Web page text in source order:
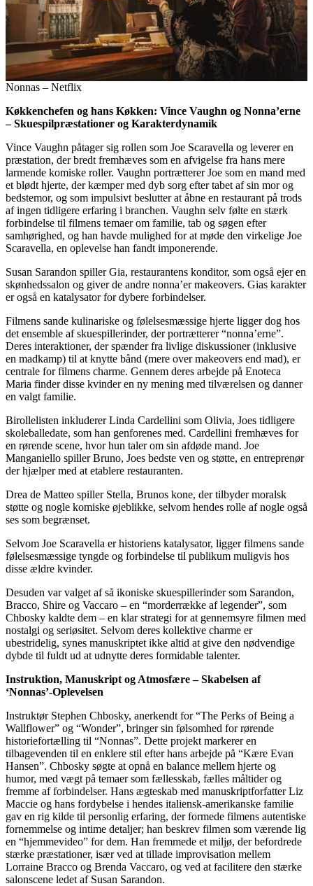
Nonnas – Netflix
Køkkenchefen og hans Køkken: Vince Vaughn og Nonna’erne
– Skuespilpræstationer og Karakterdynamik
Vince Vaughn påtager sig rollen som Joe Scaravella og leverer en
præstation, der bredt fremhæves som en afvigelse fra hans mere
larmende komiske roller. Vaughn portrætterer Joe som en mand med
et blødt hjerte, der kæmper med dyb sorg efter tabet af sin mor og
bedstemor, og som impulsivt beslutter at åbne en restaurant på trods
af ingen tidligere erfaring i branchen. Vaughn selv følte en stærk
forbindelse til filmens temaer om familie, tab og søgen efter
samhørighed, og han havde mulighed for at møde den virkelige Joe
Scaravella, en oplevelse han fandt imponerende.
Susan Sarandon spiller Gia, restaurantens konditor, som også ejer en
skønhedssalon og giver de andre nonna’er makeovers. Gias karakter
er også en katalysator for dybere forbindelser.
Filmens sande kulinariske og følelsesmæssige hjerte ligger dog hos
det ensemble af skuespillerinder, der portrætterer “nonna’erne”.
Deres interaktioner, der spænder fra livlige diskussioner (inklusive
en madkamp) til at knytte bånd (mere over makeovers end mad), er
centrale for filmens charme. Gennem deres arbejde på Enoteca
Maria finder disse kvinder en ny mening med tilværelsen og danner
en valgt familie.
Birollelisten inkluderer Linda Cardellini som Olivia, Joes tidligere
skoleballedate, som han genforenes med. Cardellini fremhæves for
en rørende scene, hvor hun taler om sin afdøde mand. Joe
Manganiello spiller Bruno, Joes bedste ven og støtte, en entreprenør
der hjælper med at etablere restauranten.
Drea de Matteo spiller Stella, Brunos kone, der tilbyder moralsk
støtte og nogle komiske øjeblikke, selvom hendes rolle af nogle også
ses som begrænset.
Selvom Joe Scaravella er historiens katalysator, ligger filmens sande
følelsesmæssige tyngde og forbindelse til publikum muligvis hos
disse ældre kvinder.
Desuden var valget af så ikoniske skuespillerinder som Sarandon,
Bracco, Shire og Vaccaro – en “morderrække af legender”, som
Chbosky kaldte dem – en klar strategi for at gennemsyre filmen med
nostalgi og seriøsitet. Selvom deres kollektive charme er
ubestridelig, synes manuskriptet ikke altid at give den nødvendige
dybde til fuldt ud at udnytte deres formidable talenter.
Instruktion, Manuskript og Atmosfære – Skabelsen af
‘Nonnas’-Oplevelsen
Instruktør Stephen Chbosky, anerkendt for “The Perks of Being a
Wallflower” og “Wonder”, bringer sin følsomhed for rørende
historiefortælling til “Nonnas”. Dette projekt markerer en
tilbagevenden til en enklere stil efter hans arbejde på “Kære Evan
Hansen”. Chbosky søgte at opnå en balance mellem hjerte og
humor, med vægt på temaer som fællesskab, fælles måltider og
fremme af forbindelser. Hans ægteskab med manuskriptforfatter Liz
Maccie og hans fordybelse i hendes italiensk-amerikanske familie
gav en rig kilde til personlig erfaring, der formede filmens autentiske
fornemmelse og intime detaljer; han beskrev filmen som værende lig
en “hjemmevideo” for dem. Han fremmede et miljø, der befordrede
stærke præstationer, især ved at tillade improvisation mellem
Lorraine Bracco og Brenda Vaccaro, og ved at facilitere den stærke
salonscene ledet af Susan Sarandon.